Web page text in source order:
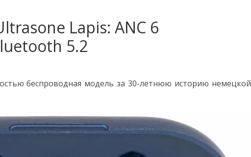
Lapis: ANC 6
5.2
беспроводная модель за 30-летнюю историю немецкой